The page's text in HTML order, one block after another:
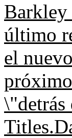
Barkley
último
el
\"detrás
Titles.